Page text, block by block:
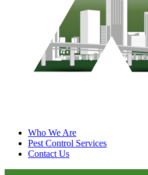
Who We Are
Pest Control Services
Contact Us